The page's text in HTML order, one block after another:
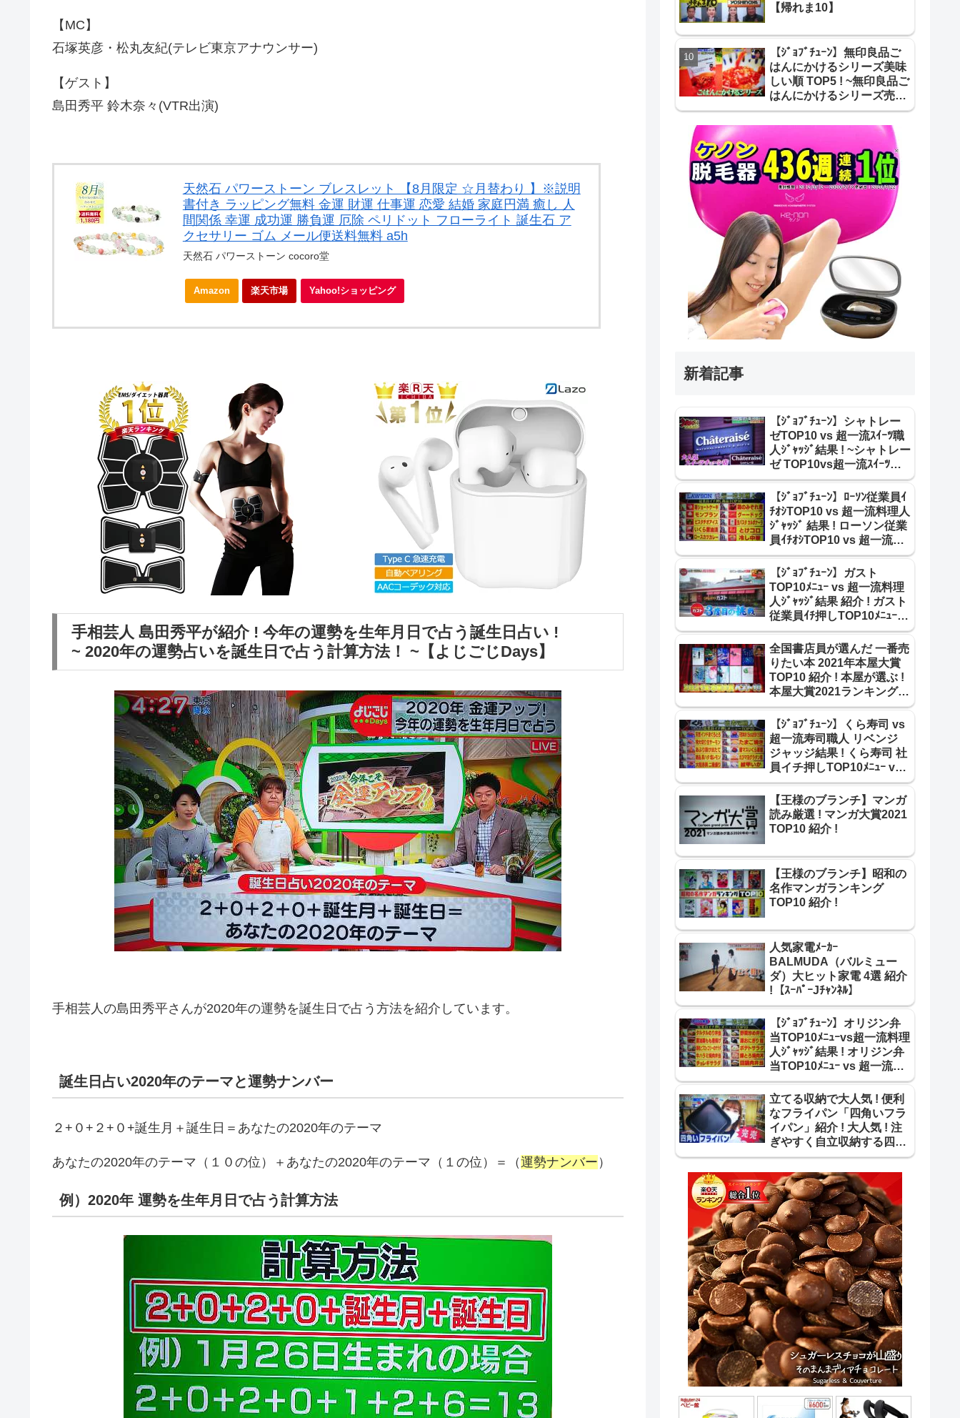
【MC】
石塚英彦・松丸友紀(テレビ東京アナウンサー)
【ゲスト】
島田秀平 鈴木奈々(VTR出演)
天然石 パワーストーン ブレスレット 【8月限定 ☆月替わり 】※説明
書付き ラッピング無料 金運 財運 仕事運 恋愛 結婚 家庭円満 癒し 人
間関係 幸運 成功運 勝負運 厄除 ペリドット フローライト 誕生石 ア
クセサリー ゴム メール便送料無料 a5h
天然石 パワーストーン cocoro堂
Amazon 楽天市場 Yahoo!ショッピング
手相芸人 島田秀平が紹介 ! 今年の運勢を生年月日で占う誕生日占い !
~ 2020年の運勢占いを誕生日で占う計算方法！ ~【よじごじDays】
手相芸人の島田秀平さんが2020年の運勢を誕生日で占う方法を紹介しています。
誕生日占い2020年のテーマと運勢ナンバー
２+０+２+０+誕生月＋誕生日＝あなたの2020年のテーマ
あなたの2020年のテーマ（１０の位）＋あなたの2020年のテーマ（１の位）＝（運勢ナンバー ）
例）2020年 運勢を生年月日で占う計算方法
【帰れま10】
【ｼﾞｮﾌﾞﾁｭｰﾝ】無印良品ご
はんにかけるシリーズ美味
しい順 TOP5 ! ~無印良品ご
はんにかけるシリーズ売り
上げ＆美味しい順 TOP5 !~
新着記事
【ｼﾞｮﾌﾞﾁｭｰﾝ】シャトレー
ゼTOP10 vs 超一流ｽｲｰﾂ職
人ｼﾞｬｯｼﾞ結果 ! ~シャトレー
ゼ TOP10vs超一流ｽｲｰﾂ職
人 合格･不合格ｼﾞｬｯｼﾞ結果~
【ｼﾞｮﾌﾞﾁｭｰﾝ】ﾛｰｿﾝ従業員ｲ
ﾁｵｼTOP10 vs 超一流料理人
ｼﾞｬｯｼﾞ 結果 ! ローソン従業
員ｲﾁｵｼTOP10 vs 超一流料
理人 ｼﾞｬｯｼﾞ結果 紹介 !
2105
【ｼﾞｮﾌﾞﾁｭｰﾝ】ガスト
TOP10ﾒﾆｭｰ vs 超一流料理
人ｼﾞｬｯｼﾞ結果 紹介 ! ガスト
従業員ｲﾁ押しTOP10ﾒﾆｭｰ
vs 超一流料理人 合格･不合
格 結果 !
全国書店員が選んだ 一番売
りたい本 2021年本屋大賞
TOP10 紹介 ! 本屋が選ぶ !
本屋大賞2021ランキング
TOP10【王様のブランチ】
【ｼﾞｮﾌﾞﾁｭｰﾝ】くら寿司 vs
超一流寿司職人 リベンジ
ジャッジ結果 ! くら寿司 社
員イチ押しTOP10ﾒﾆｭｰ vs
超一流寿司職人 ﾘﾍﾞﾝｼﾞ結果
【王様のブランチ】マンガ
読み厳選 ! マンガ大賞2021
TOP10 紹介 !
【王様のブランチ】昭和の
名作マンガランキング
TOP10 紹介 !
人気家電ﾒｰｶｰ
BALMUDA（バルミュー
ダ）大ヒット家電 4選 紹介
!【ｽｰﾊﾟｰJﾁｬﾝﾈﾙ】
【ｼﾞｮﾌﾞﾁｭｰﾝ】オリジン弁
当TOP10ﾒﾆｭｰvs超一流料理
人ｼﾞｬｯｼﾞ結果 ! オリジン弁
当TOP10ﾒﾆｭｰ vs 超一流料
理人 合格･不合格 結果 紹介
!立てる収納で大人気 ! 便利
なフライパン「四角いフラ
イパン」紹介 ! 大人気 ! 注
ぎやすく自立収納する四角
いフライパン【ｽｰﾊﾟｰJﾁｬﾝﾈ
ﾙ】